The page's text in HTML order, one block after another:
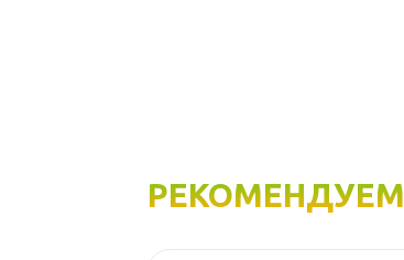
РЕКОМЕНДУЕМ